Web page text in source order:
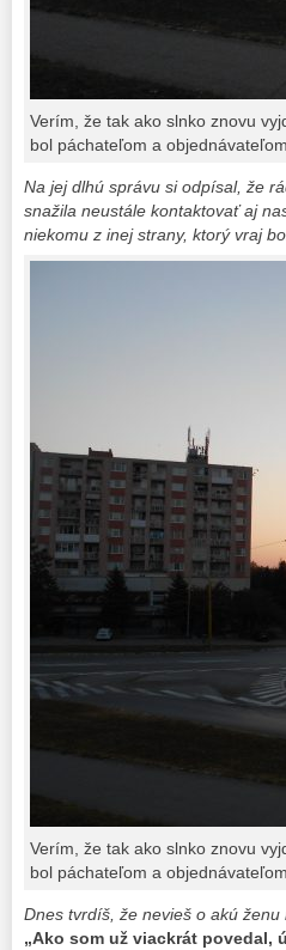
Verím, že tak ako slnko znovu
bol páchateľom a
Na jej dlhú správu si odpísal, že
snažila neustále kontaktovať aj
niekomu z inej strany, ktorý vraj
Verím, že tak ako slnko znovu
bol páchateľom a
Dnes tvrdíš, že nevieš o akú
„Ako som už viackrát povedal,